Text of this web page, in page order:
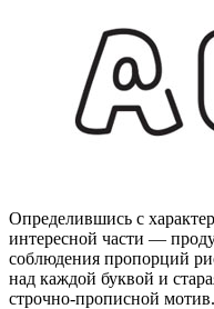
Определившись с
интересной части —
соблюдения пропорций
над каждой буквой и
строчно-прописной мотив.